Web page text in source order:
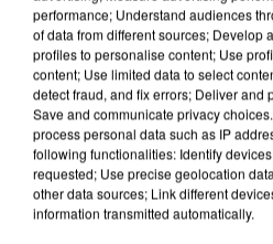
performance; Understand audiences
of data from different sources; Develop
profiles to personalise content; Use
content; Use limited data to select
detect fraud, and fix errors; Deliver and
Save and communicate privacy
process personal data such as IP
following functionalities: Identify
requested; Use precise geolocation
other data sources; Link different
information transmitted automatically.